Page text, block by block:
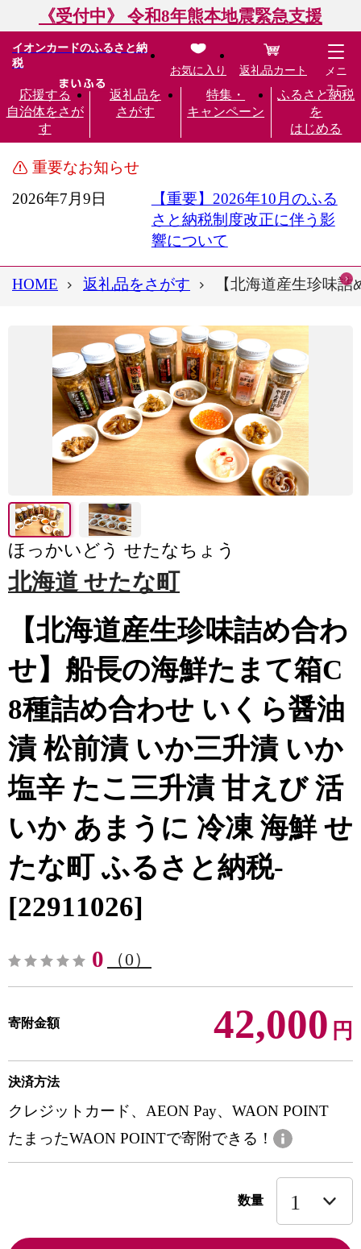
《受付中》 令和8年熊本地震緊急支援
イオンカードのふるさと納
税
応援する
自治体をさが
す
返礼品を
さがす
特集・
キャンペーン
ふるさと納税
を
はじめる
お気に入り 返礼品カート
メニ
ュー
重要なお知らせ
2026年7月9日
【重要】2026年10月のふる
さと納税制度改正に伴う影
響について
HOME 返礼品をさがす 【北海道産生珍味
ほっかいどう せたなちょう
北海道 せたな町
【北海道産生珍味詰め合わ
せ】船長の海鮮たまて箱C
8種詰め合わせ いくら醤油
漬 松前漬 いか三升漬 いか
塩辛 たこ三升漬 甘えび 活
いか あまうに 冷凍 海鮮 せ
たな町 ふるさと納税-
[22911026]
0 （0）
寄附金額 42,000 円
決済方法
クレジットカード、AEON Pay、WAON POINT
たまったWAON POINTで寄附できる！
数量